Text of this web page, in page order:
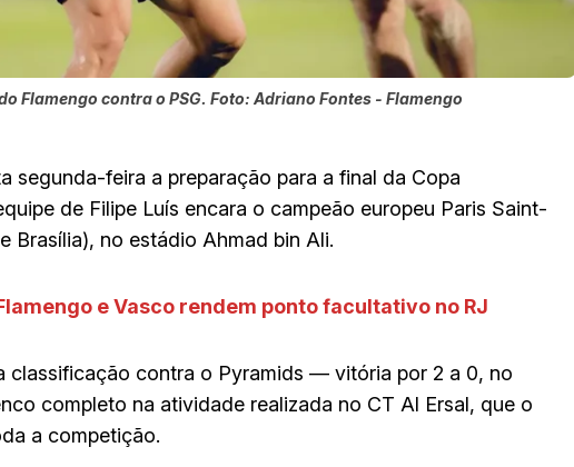
Flamengo contra o PSG. Foto: Adriano Fontes - Flamengo
segunda-feira a preparação para a final da Copa
de Filipe Luís encara o campeão europeu Paris Saint-
Brasília), no estádio Ahmad bin Ali.
e Vasco rendem ponto facultativo no RJ
classificação contra o Pyramids — vitória por 2 a 0, no
completo na atividade realizada no CT Al Ersal, que o
a competição.